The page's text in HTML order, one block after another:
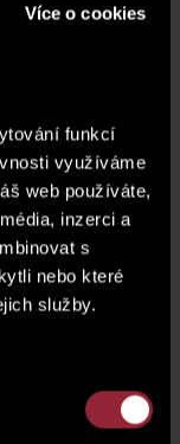
Více o cookies
funkcí
využíváme
web používáte,
inzerci a
s
nebo které
služby.
osvětová akce
zemích. Je třeba
české pobočky
se děti nenásilnou
cestě do školy